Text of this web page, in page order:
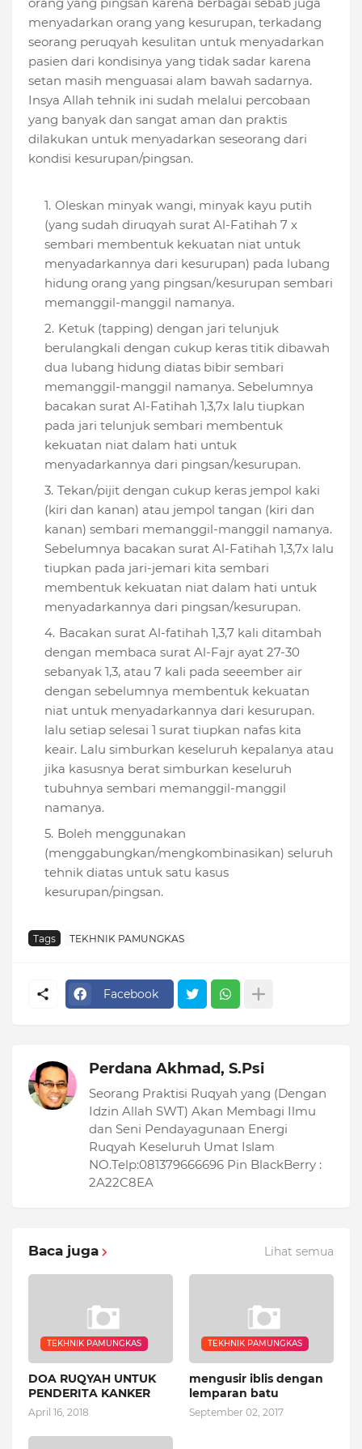
orang yang pingsan karena berbagai sebab juga
menyadarkan orang yang kesurupan, terkadang
seorang peruqyah kesulitan untuk menyadarkan
pasien dari kondisinya yang tidak sadar karena
setan masih menguasai alam bawah sadarnya.
Insya Allah tehnik ini sudah melalui percobaan
yang banyak dan sangat aman dan praktis
dilakukan untuk menyadarkan seseorang dari
kondisi kesurupan/pingsan.
Oleskan minyak wangi, minyak kayu putih
(yang sudah diruqyah surat Al-Fatihah 7 x
sembari membentuk kekuatan niat untuk
menyadarkannya dari kesurupan) pada lubang
hidung orang yang pingsan/kesurupan sembari
memanggil-manggil namanya.
Ketuk (tapping) dengan jari telunjuk
berulangkali dengan cukup keras titik dibawah
dua lubang hidung diatas bibir sembari
memanggil-manggil namanya. Sebelumnya
bacakan surat Al-Fatihah 1,3,7x lalu tiupkan
pada jari telunjuk sembari membentuk
kekuatan niat dalam hati untuk
menyadarkannya dari pingsan/kesurupan.
Tekan/pijit dengan cukup keras jempol kaki
(kiri dan kanan) atau jempol tangan (kiri dan
kanan) sembari memanggil-manggil namanya.
Sebelumnya bacakan surat Al-Fatihah 1,3,7x lalu
tiupkan pada jari-jemari kita sembari
membentuk kekuatan niat dalam hati untuk
menyadarkannya dari pingsan/kesurupan.
Bacakan surat Al-fatihah 1,3,7 kali ditambah
dengan membaca surat Al-Fajr ayat 27-30
sebanyak 1,3, atau 7 kali pada seeember air
dengan sebelumnya membentuk kekuatan
niat untuk menyadarkannya dari kesurupan.
lalu setiap selesai 1 surat tiupkan nafas kita
keair. Lalu simburkan keseluruh kepalanya atau
jika kasusnya berat simburkan keseluruh
tubuhnya sembari memanggil-manggil
namanya.
Boleh menggunakan
(menggabungkan/mengkombinasikan) seluruh
tehnik diatas untuk satu kasus
kesurupan/pingsan.
Tags TEKHNIK PAMUNGKAS
Facebook
Perdana Akhmad, S.Psi
Seorang Praktisi Ruqyah yang (Dengan
Idzin Allah SWT) Akan Membagi Ilmu
dan Seni Pendayagunaan Energi
Ruqyah Keseluruh Umat Islam
NO.Telp:081379666696 Pin BlackBerry :
2A22C8EA
Baca juga Lihat semua
TEKHNIK PAMUNGKAS
DOA RUQYAH UNTUK
PENDERITA KANKER
April 16, 2018
TEKHNIK PAMUNGKAS
mengusir iblis dengan
lemparan batu
September 02, 2017